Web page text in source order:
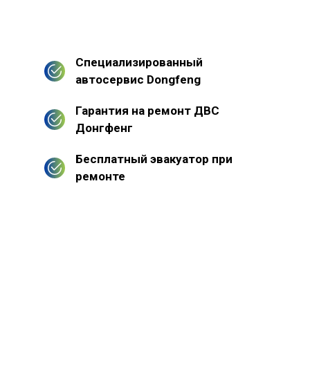
Специализированный
автосервис Dongfeng
Гарантия на ремонт ДВС
Донгфенг
Бесплатный эвакуатор при
ремонте